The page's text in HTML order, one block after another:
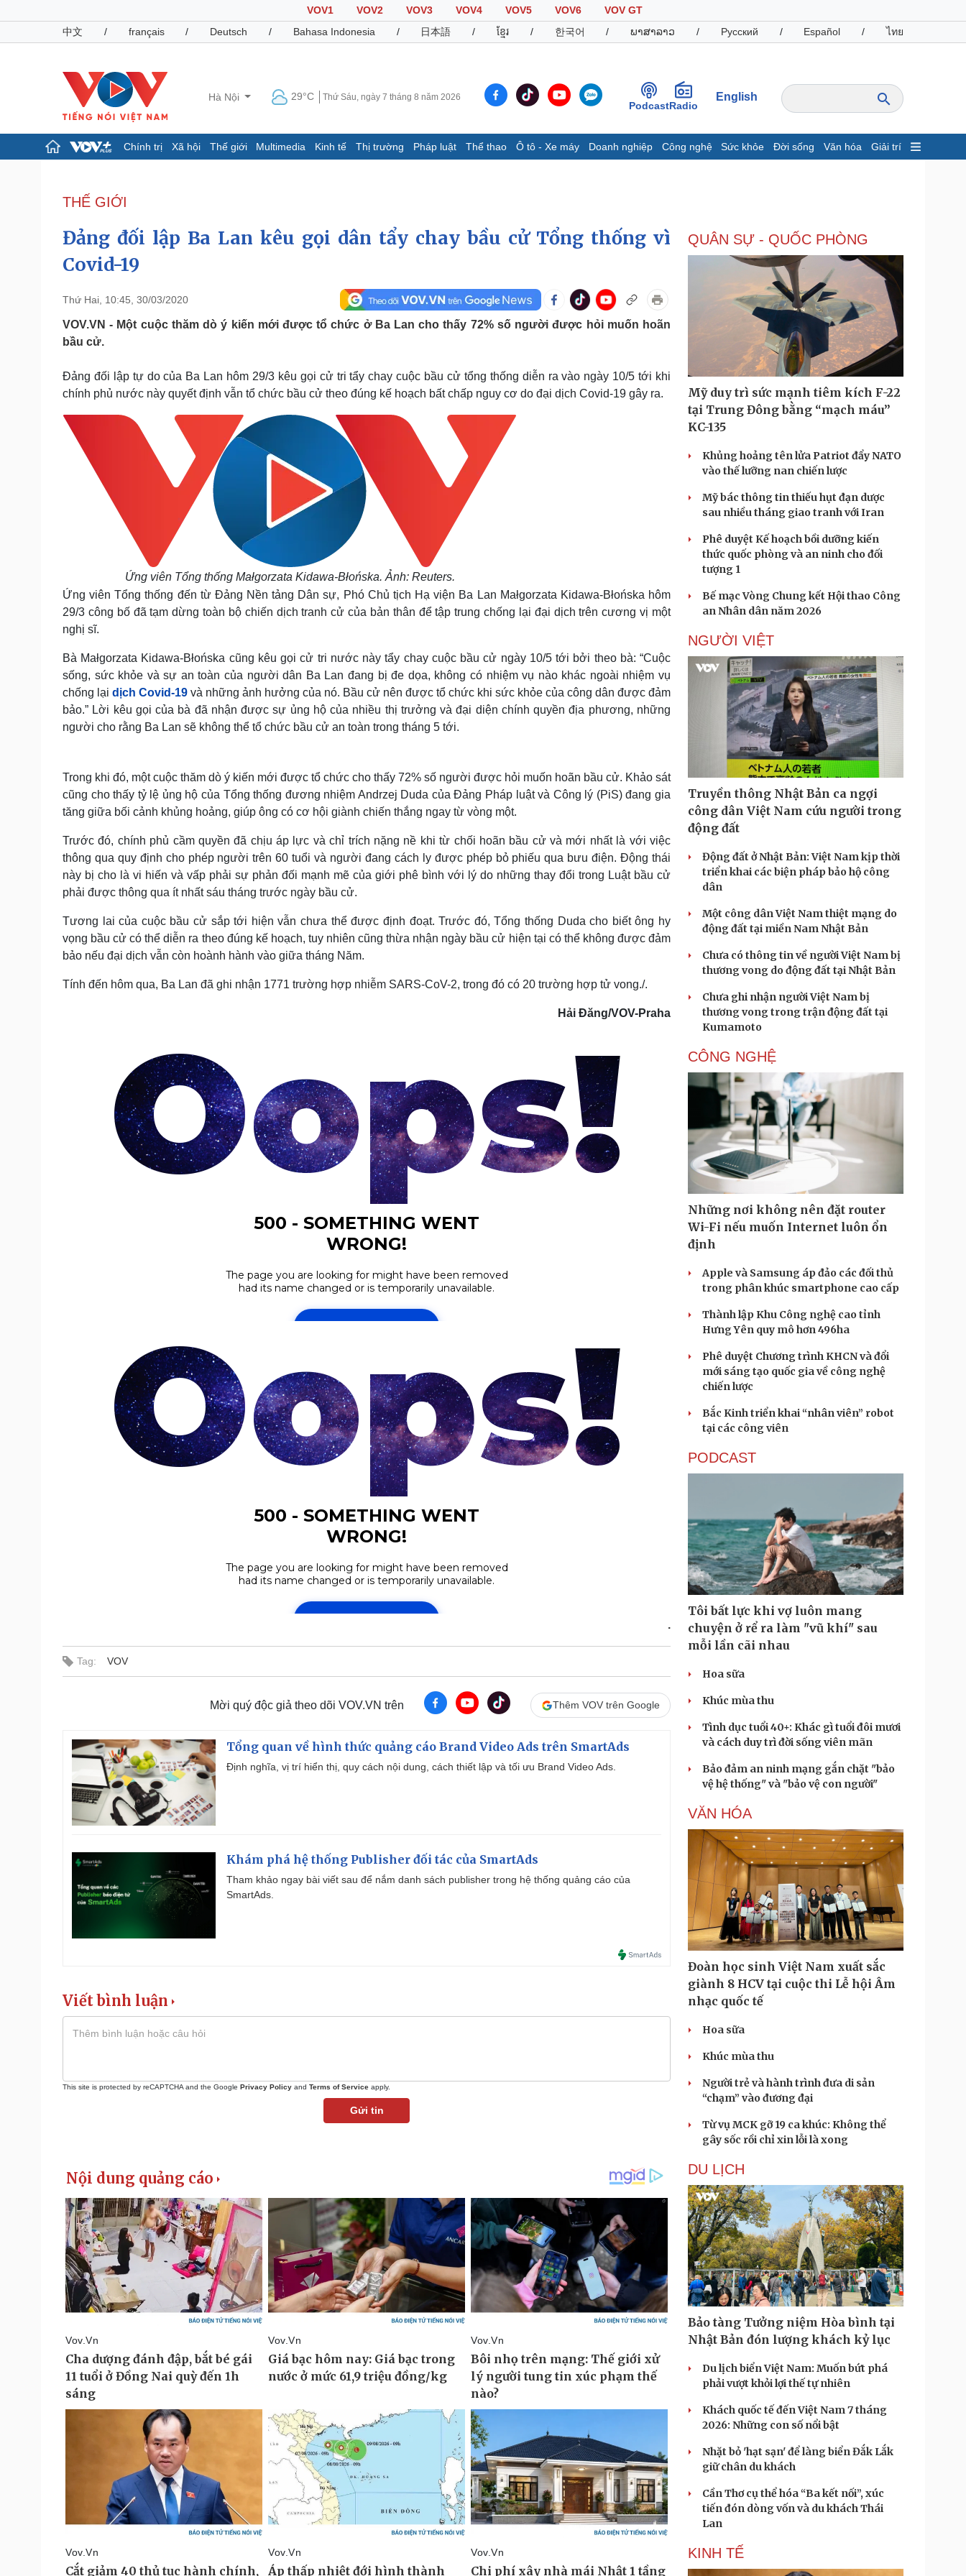
VOV1 VOV2 VOV3 VOV4 VOV5 VOV6
VOV GT
中文
/ français / Deutsch / Bahasa Indonesia / 日本語 / ខ្មែរ / 한국어 / ພາສາລາວ / Русский / Español / ไทย
Hà Nội 29°C Thứ Sáu, ngày 7 tháng 8 năm 2026
PodcastRadio
English
Chính trị Xã hội Thế giới Multimedia Kinh tế Thị trường Pháp luật Thể thao Ô tô - Xe máy Doanh nghiệp Công nghệ Sức khỏe Đời sống Văn hóa Giải trí
Đảng
Tổ chức nhân sự
Quốc hội
Nhận diện sự thật
Dấu ấn VOV
E-Magazine
Infographic
Chứng khoán
Giá cà phê
Pháp luật
Tin nóng
Tư vấn luật
Việt Nam
Thể thao
Lịch thi đấu bóng đá
Hậu trường
Ô tô - Xe máy
Xe máy
Doanh nghiệp
Doanh nghiệp 24h
Công nghệ
Sành điệu
Tin Công nghệ
Trải nghiệm
Chuyển đổi số
Sức khỏe
Dinh dưỡng - món ngon
Cây thuốc
Sản phụ khoa
Nhi khoa
Nam khoa
Làm đẹp - giảm cân
Phòng mạch online
Ăn sạch sống khỏe
Đời sống
Nhà đẹp
Tình yêu - Gia đình
Văn hóa
Sân khấu - Điện ảnh
Âm nhạc
Di sản
Giải trí
Nghệ sĩ
Thời trang
Sao Việt
Du lịch
Podcast
Câu chuyện thời sự
Cửa sổ tình yêu
Kể chuyện cho bé
Hạt giống tâm hồn
THẾ GIỚI
Đảng đối lập Ba Lan kêu gọi dân tẩy chay bầu cử Tổng thống vì
Covid-19
Thứ Hai, 10:45, 30/03/2020
VOV.VN - Một cuộc thăm dò ý kiến mới được tổ chức ở Ba Lan cho thấy 72% số người được hỏi muốn hoãn
bầu cử.
Đảng đối lập tự do của Ba Lan hôm 29/3 kêu gọi cử tri tẩy chay cuộc bầu cử tổng thống diễn ra vào ngày 10/5 tới khi
chính phủ nước này quyết định vẫn tổ chức bầu cử theo đúng kế hoạch bất chấp nguy cơ do đại dịch Covid-19 gây ra.
Ứng viên Tổng thống Małgorzata Kidawa-Błońska. Ảnh: Reuters.
Ứng viên Tổng thống đến từ Đảng Nền tảng Dân sự, Phó Chủ tịch Hạ viện Ba Lan Małgorzata Kidawa-Błońska hôm
29/3 công bố đã tạm dừng toàn bộ chiến dịch tranh cử của bản thân để tập trung chống lại đại dịch trên cương vị một
nghị sĩ.
Bà Małgorzata Kidawa-Błońska cũng kêu gọi cử tri nước này tẩy chay cuộc bầu cử ngày 10/5 tới bởi theo bà: “Cuộc
sống, sức khỏe và sự an toàn của người dân Ba Lan đang bị đe dọa, không có nhiệm vụ nào khác ngoài nhiệm vụ
chống lại dịch Covid-19 và những ảnh hưởng của nó. Bầu cử nên được tổ chức khi sức khỏe của công dân được đảm
bảo.” Lời kêu gọi của bà đã nhận được sự ủng hộ của nhiều thị trưởng và đại diện chính quyền địa phương, những
người cho rằng Ba Lan sẽ không thể tổ chức bầu cử an toàn trong tháng 5 tới.
Trong khi đó, một cuộc thăm dò ý kiến mới được tổ chức cho thấy 72% số người được hỏi muốn hoãn bầu cử. Khảo sát
cũng cho thấy tỷ lệ ủng hộ của Tổng thống đương nhiệm Andrzej Duda của Đảng Pháp luật và Công lý (PiS) đang gia
tăng giữa bối cảnh khủng hoảng, giúp ông có cơ hội giành chiến thắng ngay từ vòng một.
Trước đó, chính phủ cầm quyền đã chịu áp lực và chỉ trích nặng nề khi từ chối hoãn bầu cử và mới nhất là với việc
thông qua quy định cho phép người trên 60 tuổi và người đang cách ly được phép bỏ phiếu qua bưu điện. Động thái
này bị cho là vi hiến và vấp phải sự phản đối mạnh mẽ của giới phê bình với lý do những thay đổi trong Luật bầu cử
phải được thông qua ít nhất sáu tháng trước ngày bầu cử.
Tương lai của cuộc bầu cử sắp tới hiện vẫn chưa thể được định đoạt. Trước đó, Tổng thống Duda cho biết ông hy
vọng bầu cử có thể diễn ra theo đúng kế hoạch, tuy nhiên cũng thừa nhận ngày bầu cử hiện tại có thể không được đảm
bảo nếu đại dịch vẫn còn hoành hành vào giữa tháng Năm.
Tính đến hôm qua, Ba Lan đã ghi nhận 1771 trường hợp nhiễm SARS-CoV-2, trong đó có 20 trường hợp tử vong./.
Hải Đăng/VOV-Praha
.
Tag: VOV
Mời quý độc giả theo dõi VOV.VN trên Thêm VOV trên Google
Tổng quan về hình thức quảng cáo Brand Video Ads trên SmartAds
Định nghĩa, vị trí hiển thị, quy cách nội dung, cách thiết lập và tối ưu Brand Video Ads.
Khám phá hệ thống Publisher đối tác của SmartAds
Tham khảo ngay bài viết sau để nắm danh sách publisher trong hệ thống quảng cáo của
SmartAds.
Viết bình luận
This site is protected by reCAPTCHA and the Google Privacy Policy and Terms of Service apply.
Gửi tin
QUÂN SỰ - QUỐC PHÒNG
Mỹ duy trì sức mạnh tiêm kích F-22
tại Trung Đông bằng “mạch máu”
KC-135
Khủng hoảng tên lửa Patriot đẩy NATO
vào thế lưỡng nan chiến lược
Mỹ bác thông tin thiếu hụt đạn dược
sau nhiều tháng giao tranh với Iran
Phê duyệt Kế hoạch bồi dưỡng kiến
thức quốc phòng và an ninh cho đối
tượng 1
Bế mạc Vòng Chung kết Hội thao Công
an Nhân dân năm 2026
NGƯỜI VIỆT
Truyền thông Nhật Bản ca ngợi
công dân Việt Nam cứu người trong
động đất
Động đất ở Nhật Bản: Việt Nam kịp thời
triển khai các biện pháp bảo hộ công
dân
Một công dân Việt Nam thiệt mạng do
động đất tại miền Nam Nhật Bản
Chưa có thông tin về người Việt Nam bị
thương vong do động đất tại Nhật Bản
Chưa ghi nhận người Việt Nam bị
thương vong trong trận động đất tại
Kumamoto
CÔNG NGHỆ
Những nơi không nên đặt router
Wi-Fi nếu muốn Internet luôn ổn
định
Apple và Samsung áp đảo các đối thủ
trong phân khúc smartphone cao cấp
Thành lập Khu Công nghệ cao tỉnh
Hưng Yên quy mô hơn 496ha
Phê duyệt Chương trình KHCN và đổi
mới sáng tạo quốc gia về công nghệ
chiến lược
Bắc Kinh triển khai “nhân viên” robot
tại các công viên
PODCAST
Tôi bất lực khi vợ luôn mang
chuyện ở rể ra làm "vũ khí" sau
mỗi lần cãi nhau
Hoa sữa
Khúc mùa thu
Tình dục tuổi 40+: Khác gì tuổi đôi mươi
và cách duy trì đời sống viên mãn
Bảo đảm an ninh mạng gắn chặt "bảo
vệ hệ thống" và "bảo vệ con người"
VĂN HÓA
Đoàn học sinh Việt Nam xuất sắc
giành 8 HCV tại cuộc thi Lễ hội Âm
nhạc quốc tế
Hoa sữa
Khúc mùa thu
Người trẻ và hành trình đưa di sản
“chạm” vào đương đại
Từ vụ MCK gỡ 19 ca khúc: Không thể
gây sốc rồi chỉ xin lỗi là xong
DU LỊCH
Bảo tàng Tưởng niệm Hòa bình tại
Nhật Bản đón lượng khách kỷ lục
Du lịch biển Việt Nam: Muốn bứt phá
phải vượt khỏi lợi thế tự nhiên
Khách quốc tế đến Việt Nam 7 tháng
2026: Những con số nổi bật
Nhặt bỏ 'hạt sạn' để làng biển Đắk Lắk
giữ chân du khách
Cần Thơ cụ thể hóa “Ba kết nối”, xúc
tiến đón dòng vốn và du khách Thái
Lan
KINH TẾ